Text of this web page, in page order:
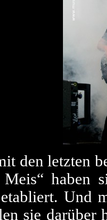
den letzten
haben
Und
sie darüber